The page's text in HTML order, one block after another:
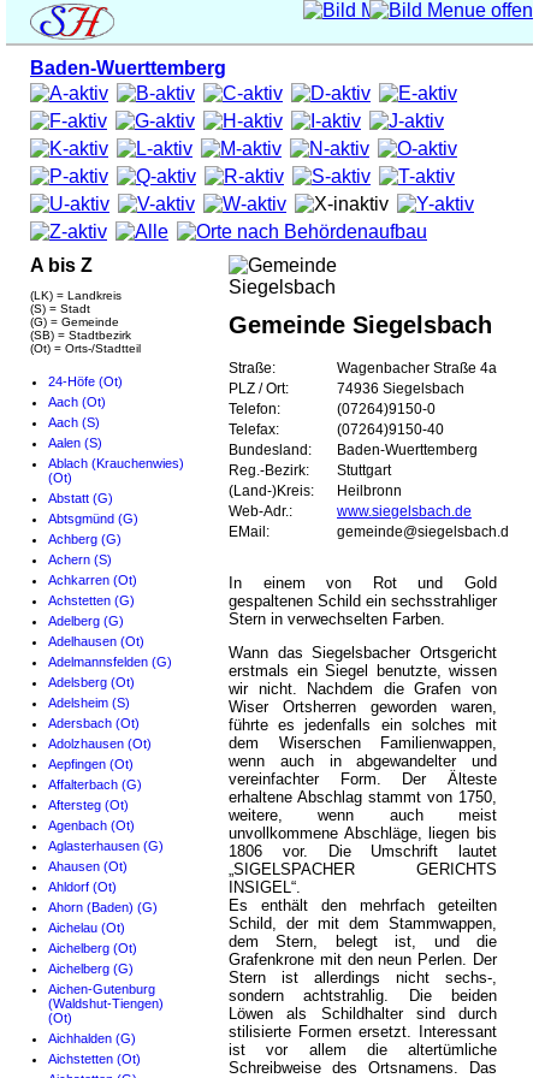
Baden-Wuerttemberg
A bis Z
(LK) = Landkreis
(S) = Stadt
(G) = Gemeinde
(SB) = Stadtbezirk
(Ot) = Orts-/Stadtteil
24-Höfe (Ot)
Aach (Ot)
Aach (S)
Aalen (S)
Ablach (Krauchenwies)
(Ot)
Abstatt (G)
Abtsgmünd (G)
Achberg (G)
Achern (S)
Achkarren (Ot)
Achstetten (G)
Adelberg (G)
Adelhausen (Ot)
Adelmannsfelden (G)
Adelsberg (Ot)
Adelsheim (S)
Adersbach (Ot)
Adolzhausen (Ot)
Aepfingen (Ot)
Affalterbach (G)
Aftersteg (Ot)
Agenbach (Ot)
Aglasterhausen (G)
Ahausen (Ot)
Ahldorf (Ot)
Ahorn (Baden) (G)
Aichelau (Ot)
Aichelberg (Ot)
Aichelberg (G)
Aichen-Gutenburg
(Waldshut-Tiengen)
(Ot)
Aichhalden (G)
Aichstetten (Ot)
Gemeinde Siegelsbach
Straße:
Wagenbacher Straße 4a
PLZ / Ort:
74936 Siegelsbach
Telefon:
(07264)9150-0
Telefax:
(07264)9150-40
Bundesland:
Baden-Wuerttemberg
Reg.-Bezirk:
Stuttgart
(Land-)Kreis:
Heilbronn
Web-Adr.:
www.siegelsbach.de
EMail:
gemeinde@siegelsbach.de
In einem von Rot und Gold
gespaltenen Schild ein sechsstrahliger
Stern in verwechselten Farben.
Wann das Siegelsbacher Ortsgericht
erstmals ein Siegel benutzte, wissen
wir nicht. Nachdem die Grafen von
Wiser Ortsherren geworden waren,
führte es jedenfalls ein solches mit
dem Wiserschen Familienwappen,
wenn auch in abgewandelter und
vereinfachter Form. Der Älteste
erhaltene Abschlag stammt von 1750,
weitere, wenn auch meist
unvollkommene Abschläge, liegen bis
1806 vor. Die Umschrift lautet
„SIGELSPACHER GERICHTS
INSIGEL“.
Es enthält den mehrfach geteilten
Schild, der mit dem Stammwappen,
dem Stern, belegt ist, und die
Grafenkrone mit den neun Perlen. Der
Stern ist allerdings nicht sechs-,
sondern achtstrahlig. Die beiden
Löwen als Schildhalter sind durch
stilisierte Formen ersetzt. Interessant
ist vor allem die altertümliche
Schreibweise des Ortsnamens. Das